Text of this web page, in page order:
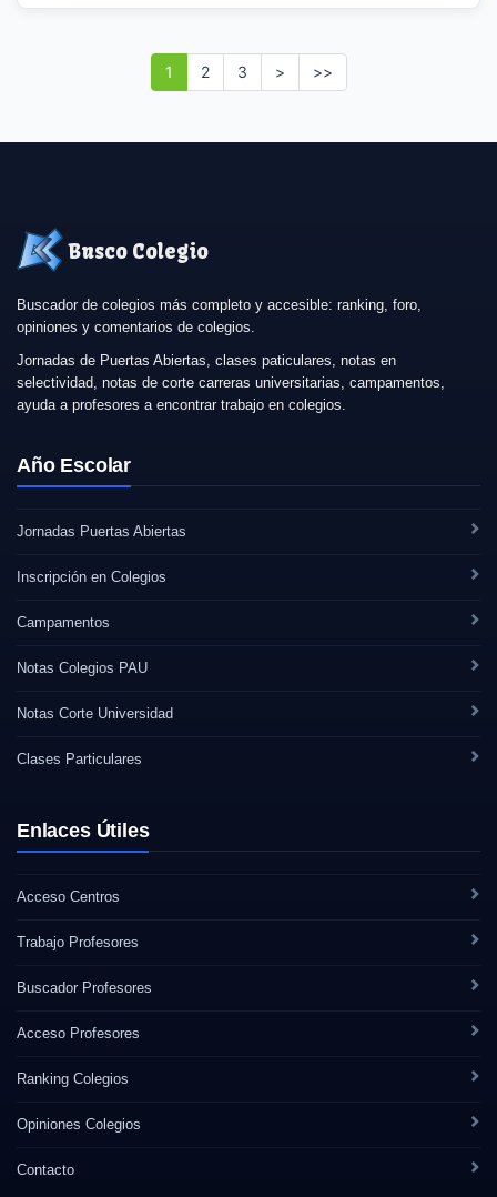
1 2 3 > >>
Busco Colegio
Buscador de colegios más completo y accesible: ranking, foro,
opiniones y comentarios de colegios.
Jornadas de Puertas Abiertas, clases paticulares, notas en
selectividad, notas de corte carreras universitarias, campamentos,
ayuda a profesores a encontrar trabajo en colegios.
Año Escolar
Jornadas Puertas Abiertas
Inscripción en Colegios
Campamentos
Notas Colegios PAU
Notas Corte Universidad
Clases Particulares
Enlaces Útiles
Acceso Centros
Trabajo Profesores
Buscador Profesores
Acceso Profesores
Ranking Colegios
Opiniones Colegios
Contacto